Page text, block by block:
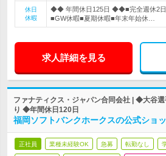
休日
休暇
◆◆ 年間休日125日 ◆◆■完全週休2日
■GW休暇■夏期休暇■年末年始休…
求人詳細を見る
ファナティクス・ジャパン合同会社 | ◆大谷
り ◆年間休日120日
福岡ソフトバンクホークスの公式ショ
正社員 業種未経験OK 急募 転勤なし